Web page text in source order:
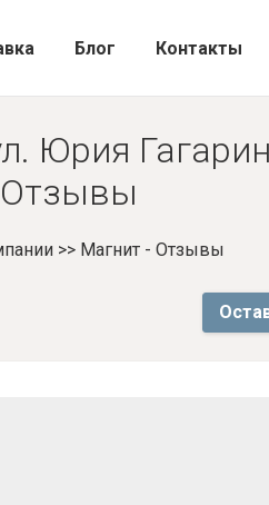
Блог Контакты
Юрия
Отзывы
>> Магнит - Отзывы